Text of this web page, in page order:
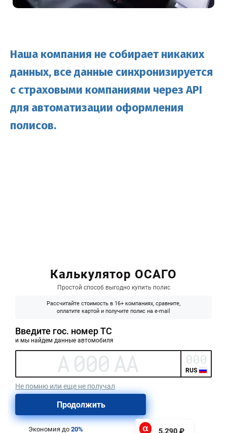
Наша компания не собирает никаких
данных, все данные синхронизируется
с страховыми компаниями через API
для автоматизации оформления
полисов.